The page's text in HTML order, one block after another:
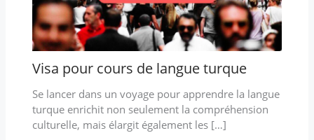
Visa pour cours de langue turque
Se lancer dans un voyage pour apprendre la langue
turque enrichit non seulement la compréhension
culturelle, mais élargit également les […]